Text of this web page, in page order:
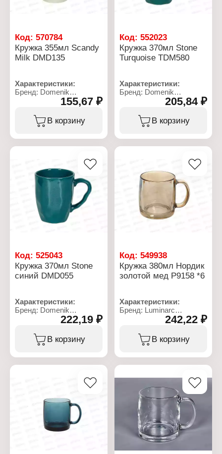
Код: 570784
Кружка 355мл Scandy
Milk DMD135
Характеристики:
Бренд: Domenik
Артикул: DMD135
Коллекция: "Scandy"
Тип товара: Кружка
Цвет: Milk
Материал: керамика
Объем: 355 мл
155,67 ₽
В корзину
Код:552023
Кружка 370мл Stone
Turquoise TDM580
Характеристики:
Бренд: Domenik
Артикул: TDM580
Turquose"
Тип товара: Кружка
205,84 ₽
В корзину
Код: 525043
Кружка 370мл Stone
синий DMD055
Характеристики:
Бренд: Domenik
Артикул: DMD055
Turquose"
Тип товара: Кружка
222,19 ₽
В корзину
Код:549938
Кружка 380мл Нордик
золотой мед Р9158 *6
Характеристики:
Бренд: Luminarc
Артикул: Р9158
Коллекция: "Nordic"
Тип товара: Кружка
Цвет: Golden Honey
Материал: стекло
Объем: 380 мл
242,22 ₽
В корзину